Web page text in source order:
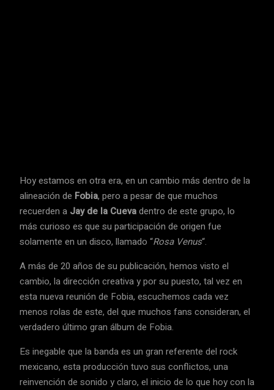
Hoy estamos en otra era, en un cambio más dentro de la
alineación de Fobia, pero a pesar de que muchos
recuerden a Jay de la Cuevadentro de este grupo, lo
más curioso es que su participación de origen fue
solamente en un disco, llamado “Rosa Venus“.
A más de 20 años de su publicación, hemos visto el
cambio, la dirección creativa y por su puesto, tal vez en
esta nueva reunión de Fobia, escuchemos cada vez
menos rolas de este, del que muchos fans consideran, el
verdadero último gran álbum de Fobia.
Es inegable que la banda es un gran referente del rock
mexicano, esta producción tuvo sus conflictos, una
reinvención de sonido y claro, el inicio de lo que hoy con la